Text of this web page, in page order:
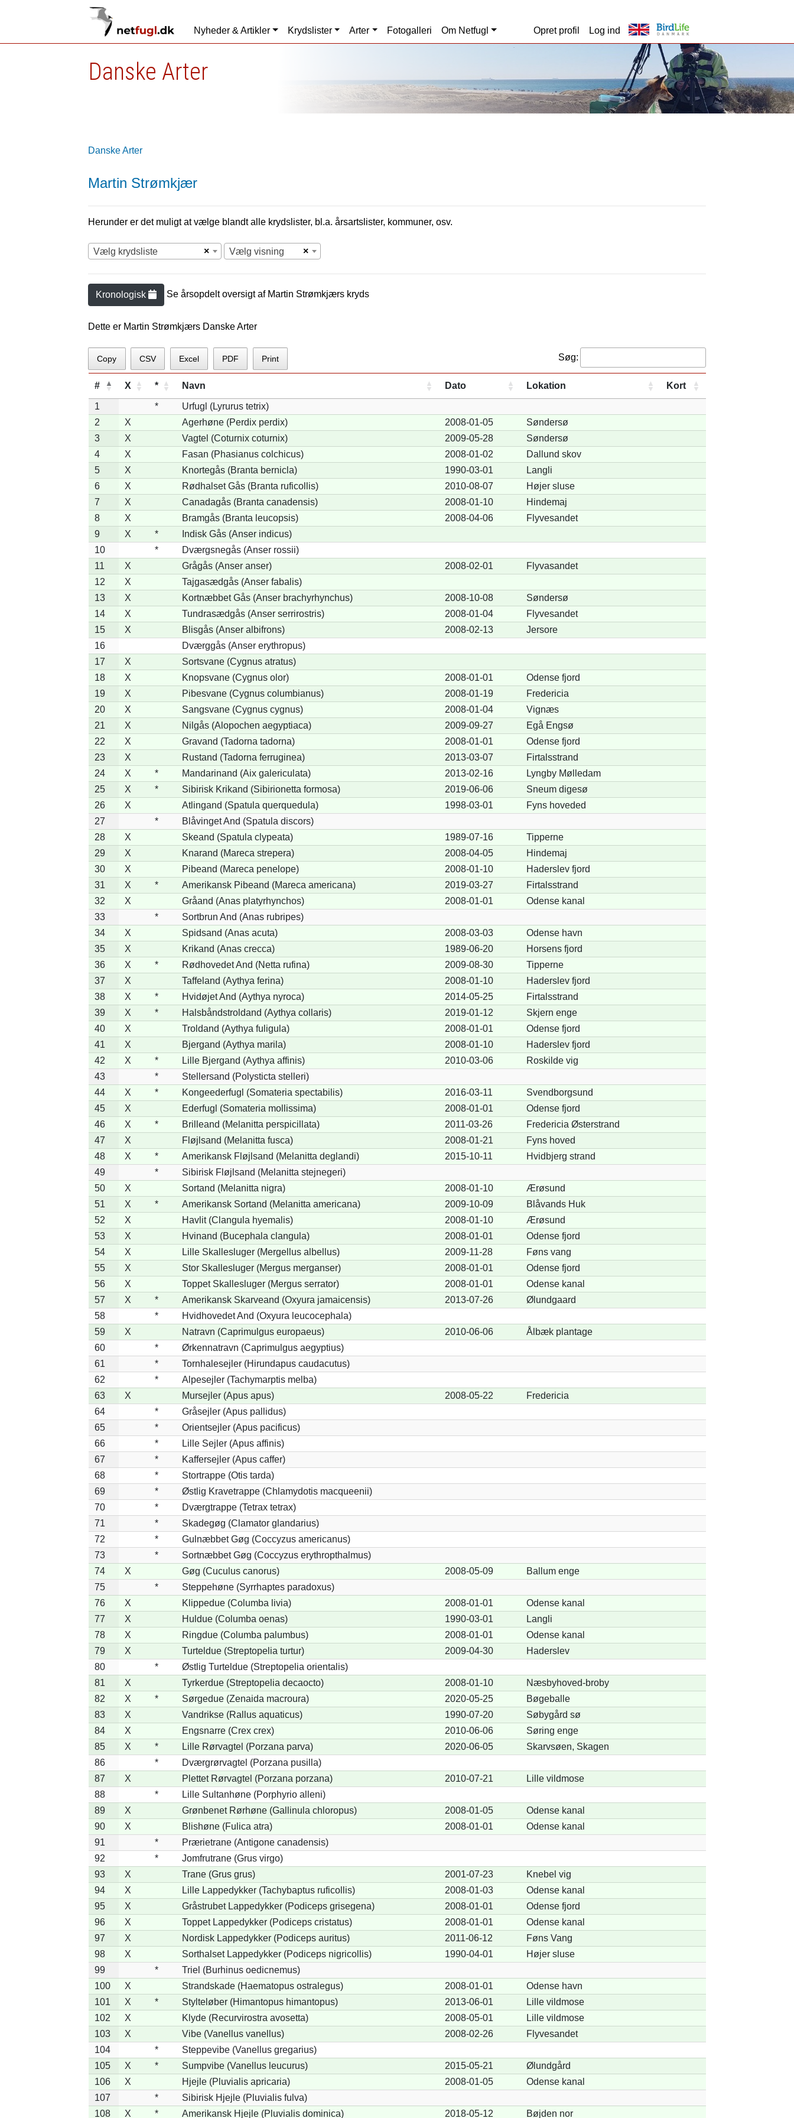
Nyheder & Artikler Krydslister Arter Fotogalleri Om Netfugl Opret profil Log ind
Danske Arter
Danske Arter
Martin Strømkjær
Herunder er det muligt at vælge blandt alle krydslister, bl.a. årsartslister, kommuner, osv.
×
Vælg krydsliste ×
Vælg visning
Kronologisk Se årsopdelt oversigt af Martin Strømkjærs kryds
Dette er Martin Strømkjærs Danske Arter
Copy CSV Excel PDF Print Søg:
# X * Navn Dato Lokation Kort
1 *
Urfugl (Lyrurus tetrix)
2
X Agerhøne (Perdix perdix) 2008-01-05
Søndersø
3
X Vagtel (Coturnix coturnix) 2009-05-28
Søndersø
4
X Fasan (Phasianus colchicus) 2008-01-02
Dallund skov
5
X Knortegås (Branta bernicla) 1990-03-01
Langli
6
X Rødhalset Gås (Branta ruficollis) 2010-08-07
Højer sluse
7
X Canadagås (Branta canadensis) 2008-01-10
Hindemaj
8
X Bramgås (Branta leucopsis) 2008-04-06
Flyvesandet
9
X *
Indisk Gås (Anser indicus)
10
*
Dværgsnegås (Anser rossii)
11
X Grågås (Anser anser) 2008-02-01
Flyvasandet
12
X
Tajgasædgås (Anser fabalis)
13
X Kortnæbbet Gås (Anser brachyrhynchus) 2008-10-08
Søndersø
14
X Tundrasædgås (Anser serrirostris) 2008-01-04
Flyvesandet
15
X Blisgås (Anser albifrons) 2008-02-13
Jersore
16
Dværggås (Anser erythropus)
17
X
Sortsvane (Cygnus atratus)
18
X Knopsvane (Cygnus olor) 2008-01-01
Odense fjord
19
X Pibesvane (Cygnus columbianus) 2008-01-19
Fredericia
20
X Sangsvane (Cygnus cygnus) 2008-01-04
Vignæs
21
X Nilgås (Alopochen aegyptiaca) 2009-09-27
Egå Engsø
22
X Gravand (Tadorna tadorna) 2008-01-01
Odense fjord
23
X Rustand (Tadorna ferruginea) 2013-03-07
Firtalsstrand
24
X * Mandarinand (Aix galericulata) 2013-02-16
Lyngby Mølledam
25
X * Sibirisk Krikand (Sibirionetta formosa) 2019-06-06
Sneum digesø
26
X Atlingand (Spatula querquedula) 1998-03-01
Fyns hoveded
27
*
Blåvinget And (Spatula discors)
28
X Skeand (Spatula clypeata) 1989-07-16
Tipperne
29
X Knarand (Mareca strepera) 2008-04-05
Hindemaj
30
X Pibeand (Mareca penelope) 2008-01-10
Haderslev fjord
31
X * Amerikansk Pibeand (Mareca americana) 2019-03-27
Firtalsstrand
32
X Gråand (Anas platyrhynchos) 2008-01-01
Odense kanal
33
*
Sortbrun And (Anas rubripes)
34
X Spidsand (Anas acuta) 2008-03-03
Odense havn
35
X Krikand (Anas crecca) 1989-06-20
Horsens fjord
36
X * Rødhovedet And (Netta rufina) 2009-08-30
Tipperne
37
X Taffeland (Aythya ferina) 2008-01-10
Haderslev fjord
38
X * Hvidøjet And (Aythya nyroca) 2014-05-25
Firtalsstrand
39
X * Halsbåndstroldand (Aythya collaris) 2019-01-12
Skjern enge
40
X Troldand (Aythya fuligula) 2008-01-01
Odense fjord
41
X Bjergand (Aythya marila) 2008-01-10
Haderslev fjord
42
X * Lille Bjergand (Aythya affinis) 2010-03-06
Roskilde vig
43
*
Stellersand (Polysticta stelleri)
44
X * Kongeederfugl (Somateria spectabilis) 2016-03-11
Svendborgsund
45
X Ederfugl (Somateria mollissima) 2008-01-01
Odense fjord
46
X * Brilleand (Melanitta perspicillata) 2011-03-26
Fredericia Østerstrand
47
X Fløjlsand (Melanitta fusca) 2008-01-21
Fyns hoved
48
X * Amerikansk Fløjlsand (Melanitta deglandi) 2015-10-11
Hvidbjerg strand
49
*
Sibirisk Fløjlsand (Melanitta stejnegeri)
50
X Sortand (Melanitta nigra) 2008-01-10
Ærøsund
51
X * Amerikansk Sortand (Melanitta americana) 2009-10-09
Blåvands Huk
52
X Havlit (Clangula hyemalis) 2008-01-10
Ærøsund
53
X Hvinand (Bucephala clangula) 2008-01-01
Odense fjord
54
X Lille Skallesluger (Mergellus albellus) 2009-11-28
Føns vang
55
X Stor Skallesluger (Mergus merganser) 2008-01-01
Odense fjord
56
X Toppet Skallesluger (Mergus serrator) 2008-01-01
Odense kanal
57
X * Amerikansk Skarveand (Oxyura jamaicensis) 2013-07-26
Ølundgaard
58
*
Hvidhovedet And (Oxyura leucocephala)
59
X Natravn (Caprimulgus europaeus) 2010-06-06
Ålbæk plantage
60
*
Ørkennatravn (Caprimulgus aegyptius)
61
*
Tornhalesejler (Hirundapus caudacutus)
62
*
Alpesejler (Tachymarptis melba)
63
X Mursejler (Apus apus) 2008-05-22
Fredericia
64
*
Gråsejler (Apus pallidus)
65
*
Orientsejler (Apus pacificus)
66
*
Lille Sejler (Apus affinis)
67
*
Kaffersejler (Apus caffer)
68
*
Stortrappe (Otis tarda)
69
*
Østlig Kravetrappe (Chlamydotis macqueenii)
70
*
Dværgtrappe (Tetrax tetrax)
71
*
Skadegøg (Clamator glandarius)
72
*
Gulnæbbet Gøg (Coccyzus americanus)
73
*
Sortnæbbet Gøg (Coccyzus erythropthalmus)
74
X Gøg (Cuculus canorus) 2008-05-09
Ballum enge
75
*
Steppehøne (Syrrhaptes paradoxus)
76
X Klippedue (Columba livia) 2008-01-01
Odense kanal
77
X Huldue (Columba oenas) 1990-03-01
Langli
78
X Ringdue (Columba palumbus) 2008-01-01
Odense kanal
79
X Turteldue (Streptopelia turtur) 2009-04-30
Haderslev
80
*
Østlig Turteldue (Streptopelia orientalis)
81
X Tyrkerdue (Streptopelia decaocto) 2008-01-10
Næsbyhoved-broby
82
X * Sørgedue (Zenaida macroura) 2020-05-25
Bøgeballe
83
X Vandrikse (Rallus aquaticus) 1990-07-20
Søbygård sø
84
X Engsnarre (Crex crex) 2010-06-06
Søring enge
85
X * Lille Rørvagtel (Porzana parva) 2020-06-05
Skarvsøen, Skagen
86
*
Dværgrørvagtel (Porzana pusilla)
87
X Plettet Rørvagtel (Porzana porzana) 2010-07-21
Lille vildmose
88
*
Lille Sultanhøne (Porphyrio alleni)
89
X Grønbenet Rørhøne (Gallinula chloropus) 2008-01-05
Odense kanal
90
X Blishøne (Fulica atra) 2008-01-01
Odense kanal
91
*
Prærietrane (Antigone canadensis)
92
*
Jomfrutrane (Grus virgo)
93
X Trane (Grus grus) 2001-07-23
Knebel vig
94
X Lille Lappedykker (Tachybaptus ruficollis) 2008-01-03
Odense kanal
95
X Gråstrubet Lappedykker (Podiceps grisegena) 2008-01-01
Odense fjord
96
X Toppet Lappedykker (Podiceps cristatus) 2008-01-01
Odense kanal
97
X Nordisk Lappedykker (Podiceps auritus) 2011-06-12
Føns Vang
98
X Sorthalset Lappedykker (Podiceps nigricollis) 1990-04-01
Højer sluse
99
*
Triel (Burhinus oedicnemus)
100
X Strandskade (Haematopus ostralegus) 2008-01-01
Odense havn
101
X * Stylteløber (Himantopus himantopus) 2013-06-01
Lille vildmose
102
X Klyde (Recurvirostra avosetta) 2008-05-01
Lille vildmose
103
X Vibe (Vanellus vanellus) 2008-02-26
Flyvesandet
104
*
Steppevibe (Vanellus gregarius)
105
X * Sumpvibe (Vanellus leucurus) 2015-05-21
Ølundgård
106
X Hjejle (Pluvialis apricaria) 2008-01-05
Odense kanal
107
*
Sibirisk Hjejle (Pluvialis fulva)
108
X * Amerikansk Hjejle (Pluvialis dominica) 2018-05-12 Bøjden nor